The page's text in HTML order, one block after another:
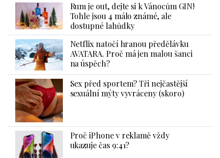
Rum je out, dejte si k Vánocům GIN!
Tohle jsou 4 málo známé, ale
dostupné lahůdky
Netflix natočí hranou předělávku
AVATARA. Proč má jen malou šanci
na úspěch?
Sex před sportem? Tři nejčastější
sexuální mýty vyvráceny (skoro)
Proč iPhone v reklamě vždy
ukazuje čas 9:41?